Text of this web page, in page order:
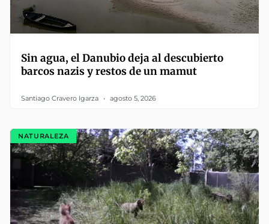
Sin agua, el Danubio deja al descubierto
barcos nazis y restos de un mamut
Santiago Cravero Igarza agosto 5, 2026
NATURALEZA